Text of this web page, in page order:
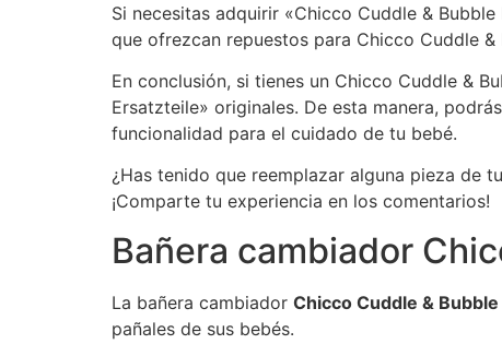
Si necesitas adquirir «Chicco Cuddle &
que ofrezcan repuestos para Chicco Cuddle
En conclusión, si tienes un Chicco Cuddle &
Ersatzteile» originales. De esta manera,
funcionalidad para el cuidado de tu bebé.
¿Has tenido que reemplazar alguna pieza de
¡Comparte tu experiencia en los comentarios!
Bañera cambiador
La bañera cambiador Chicco Cuddle & Bubble
pañales de sus bebés.